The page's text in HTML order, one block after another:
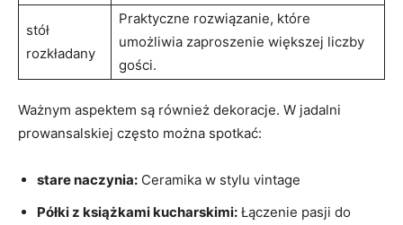
stół
rozkładany
Praktyczne rozwiązanie, które
umożliwia zaproszenie większej⁢ liczby
gości.
Ważnym ‍aspektem są również dekoracje. W‍ jadalni
prowansalskiej często można spotkać:
stare naczynia: ‌Ceramika w stylu ⁣vintage
Półki ⁤z książkami kucharskimi: Łączenie pasji do